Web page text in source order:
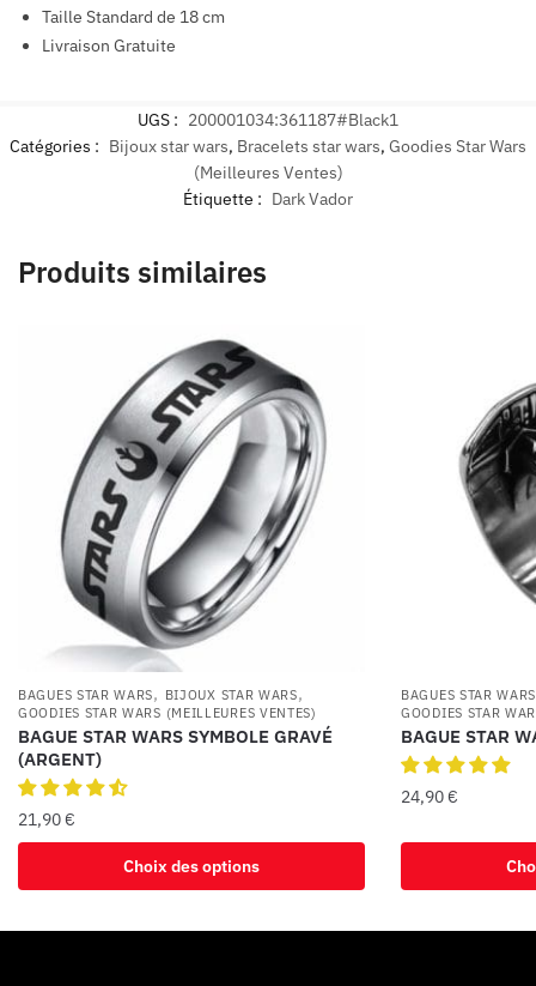
Taille Standard de 18 cm
Livraison Gratuite
UGS : 200001034:361187#Black1
Catégories : Bijoux star wars, Bracelets star wars, Goodies Star Wars
(Meilleures Ventes)
Étiquette : Dark Vador
Produits similaires
BAGUES STAR WARS, BIJOUX STAR WARS,
GOODIES STAR WARS (MEILLEURES VENTES)
BAGUE STAR WARS SYMBOLE GRAVÉ
(ARGENT)
21,90€
Choix des options
BAGUES STAR WARS
GOODIES STAR
BAGUE STAR
24,90€